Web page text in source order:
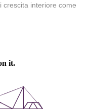
crescita interiore come